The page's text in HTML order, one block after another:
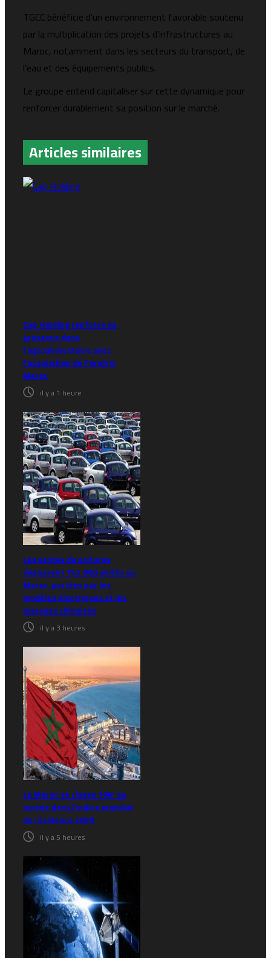
TGCC bénéficie d’un environnement favorable soutenu
par la multiplication des projets d’infrastructures au
Maroc, notamment dans les secteurs du transport, de
l’eau et des équipements publics.
Le groupe entend capitaliser sur cette dynamique pour
renforcer durablement sa position sur le marché.
Articles similaires
Cap Holding renforce sa
présence dans
l’agroalimentaire avec
l’acquisition de Forafric
Maroc
il y a 1 heure
Les ventes de voitures
dépassent 152.000 unités au
Maroc, portées par les
modèles électriques et les
marques chinoises
il y a 3 heures
Le Maroc se classe 106ᵉ au
monde dans l’indice mondial
de résidence 2026
il y a 5 heures